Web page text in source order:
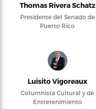
Thomas Rivera Schatz
Presidente del Senado de
Puerto Rico
Luisito Vigoreaux
Columnista Cultural y de
Entretenimiento